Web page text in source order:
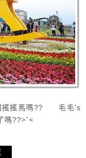
搖搖馬嗎?? 毛毛's
嗎??>ˇ<